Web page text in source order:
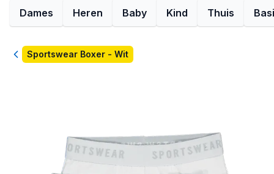
Dames Heren Baby Kind Thuis
TerugSportswear Boxer - Wit